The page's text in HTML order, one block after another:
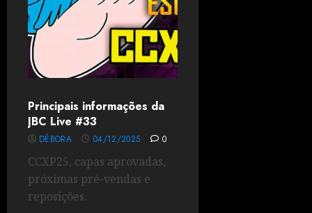
Principais informações da
JBC Live #33
DÉBORA 04/12/2025 0
CCXP25, capas aprovadas,
próximas pré-vendas e
reposições.